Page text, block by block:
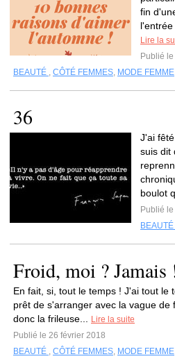
fin
l'entrée
Lire la
Publié
BEAUTÉ , CÔTÉ FEMMES, MODE FEMME
36
J'ai
suis dit
boulot
Publié
BEAUTÉ
Froid, moi ? Jamais
En fait, si, tout le temps ! J'ai tout le
prêt de s'arranger avec la vague de
donc la frileuse...
Lire la suite
Publié le 26 février 2018
BEAUTÉ , CÔTÉ FEMMES, MODE FEMME